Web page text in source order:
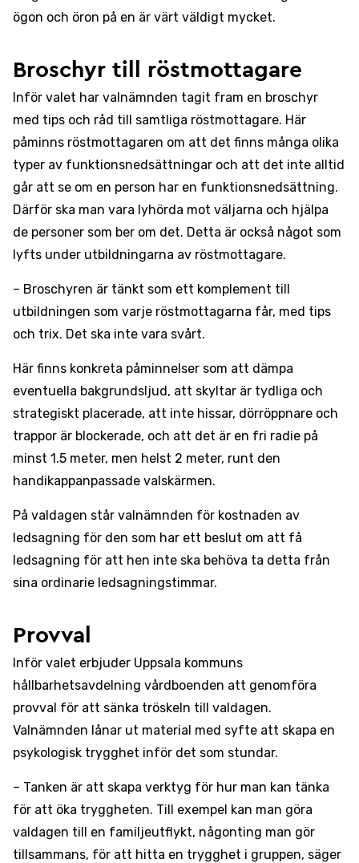
ögon och öron på en är värt väldigt mycket.
Broschyr till röstmottagare
Inför valet har valnämnden tagit fram en broschyr
med tips och råd till samtliga röstmottagare. Här
påminns röstmottagaren om att det finns många olika
typer av funktionsnedsättningar och att det inte alltid
går att se om en person har en funktionsnedsättning.
Därför ska man vara lyhörda mot väljarna och hjälpa
de personer som ber om det. Detta är också något som
lyfts under utbildningarna av röstmottagare.
– Broschyren är tänkt som ett komplement till
utbildningen som varje röstmottagarna får, med tips
och trix. Det ska inte vara svårt.
Här finns konkreta påminnelser som att dämpa
eventuella bakgrundsljud, att skyltar är tydliga och
strategiskt placerade, att inte hissar, dörröppnare och
trappor är blockerade, och att det är en fri radie på
minst 1.5 meter, men helst 2 meter, runt den
handikappanpassade valskärmen.
På valdagen står valnämnden för kostnaden av
ledsagning för den som har ett beslut om att få
ledsagning för att hen inte ska behöva ta detta från
sina ordinarie ledsagningstimmar.
Provval
Inför valet erbjuder Uppsala kommuns
hållbarhetsavdelning vårdboenden att genomföra
provval för att sänka tröskeln till valdagen.
Valnämnden lånar ut material med syfte att skapa en
psykologisk trygghet inför det som stundar.
– Tanken är att skapa verktyg för hur man kan tänka
för att öka tryggheten. Till exempel kan man göra
valdagen till en familjeutflykt, någonting man gör
tillsammans, för att hitta en trygghet i gruppen, säger